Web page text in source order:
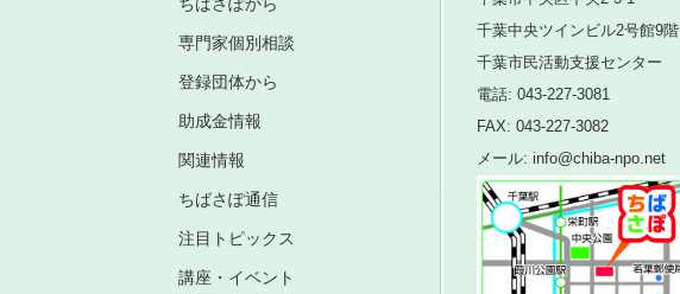
専門家個別相談
登録団体から
助成金情報
関連情報
ちばさぽ通信
注目トピックス
講座・イベント
千葉中央ツインビル2号館9階
千葉市民活動支援センター
電話: 043-227-3081
FAX: 043-227-3082
メール: info@chiba-npo.net